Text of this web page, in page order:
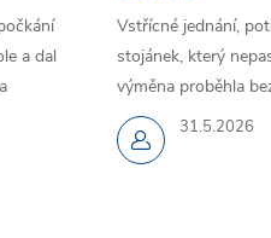
a dal
31.5.2026
Vstřícné jednání,
stojánek, který
výměna proběhla